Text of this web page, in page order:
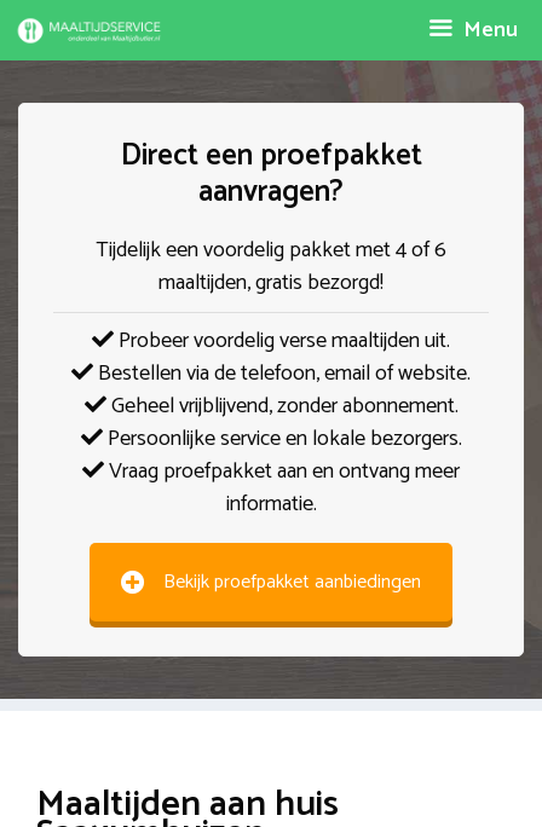
Spring
naar
Menu
Direct een proefpakket
aanvragen?
Tijdelijk een voordelig pakket met 4 of 6
maaltijden, gratis bezorgd!
Probeer voordelig verse maaltijden uit.
Bestellen via de telefoon, email of website.
Geheel vrijblijvend, zonder abonnement.
Persoonlijke service en lokale bezorgers.
Vraag proefpakket aan en ontvang meer
informatie.
Bekijk proefpakket aanbiedingen
Maaltijden aan huis